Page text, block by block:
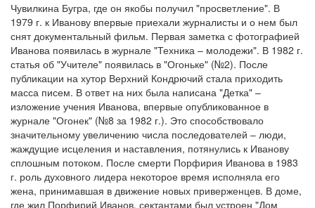
Чувилкина Бугра, где он якобы получил "просветление". В
1979 г. к Иванову впервые приехали журналисты и о нем был
снят документальный фильм. Первая заметка с фотографией
Иванова появилась в журнале "Техника – молодежи". В 1982 г.
статья об "Учителе" появилась в "Огоньке" (№2). После
публикации на хутор Верхний Кондрючий стала приходить
масса писем. В ответ на них была написана "Детка" –
изложение учения Иванова, впервые опубликованное в
журнале "Огонек" (№8 за 1982 г.). Это способствовало
значительному увеличению числа последователей – люди,
жаждущие исцеления и наставления, потянулись к Иванову
сплошным потоком. После смерти Порфирия Иванова в 1983
г. роль духовного лидера некоторое время исполняла его
жена, принимавшая в движение новых приверженцев. В доме,
где жил Порфирий Иванов, сектантами был устроен "Дом